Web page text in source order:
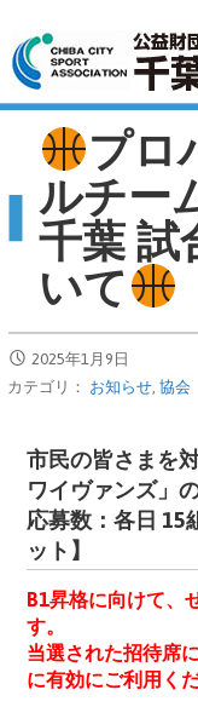
テ
ン
移
プロ
ルチー
千葉 試
いて
2025年1月9日
カテゴリ： お知らせ,協会
市民の皆さまを
ワイヴァンズ」
応募数：各日
ット】
B1昇格に向けて、
す。
当選された招待席
に有効にご利用く